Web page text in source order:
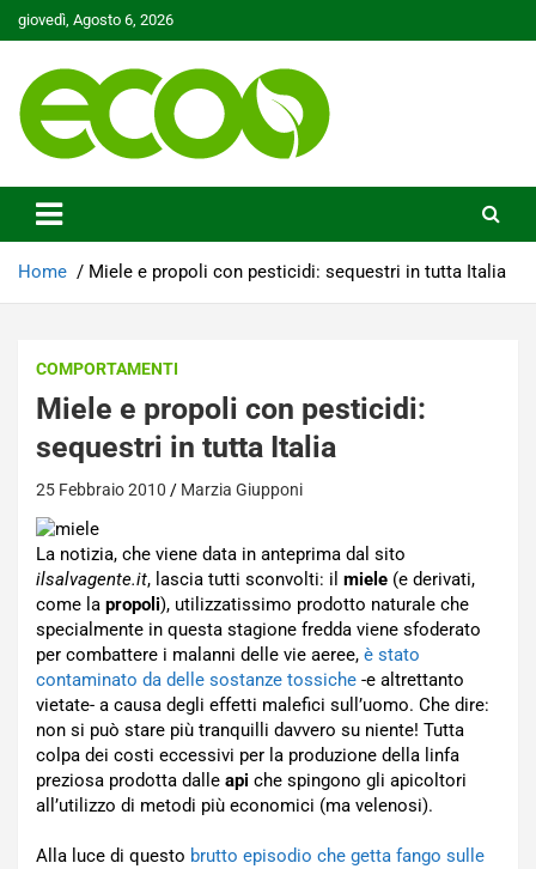
Skip
to
giovedì, Agosto 6, 2026
Ecoo.it
Home Miele e propoli con pesticidi: sequestri in tutta Italia
COMPORTAMENTI
Miele e propoli con pesticidi:
sequestri in tutta Italia
25 Febbraio 2010 Marzia Giupponi
La notizia, che viene data in anteprima dal sito
ilsalvagente.it, lascia tutti sconvolti: il miele (e derivati,
come la propoli), utilizzatissimo prodotto naturale che
specialmente in questa stagione fredda viene sfoderato
per combattere i malanni delle vie aeree, è stato
contaminato da delle sostanze tossiche -e altrettanto
vietate- a causa degli effetti malefici sull’uomo. Che dire:
non si può stare più tranquilli davvero su niente! Tutta
colpa dei costi eccessivi per la produzione della linfa
preziosa prodotta dalle api che spingono gli apicoltori
all’utilizzo di metodi più economici (ma velenosi).
Alla luce di questo brutto episodio che getta fango sulle